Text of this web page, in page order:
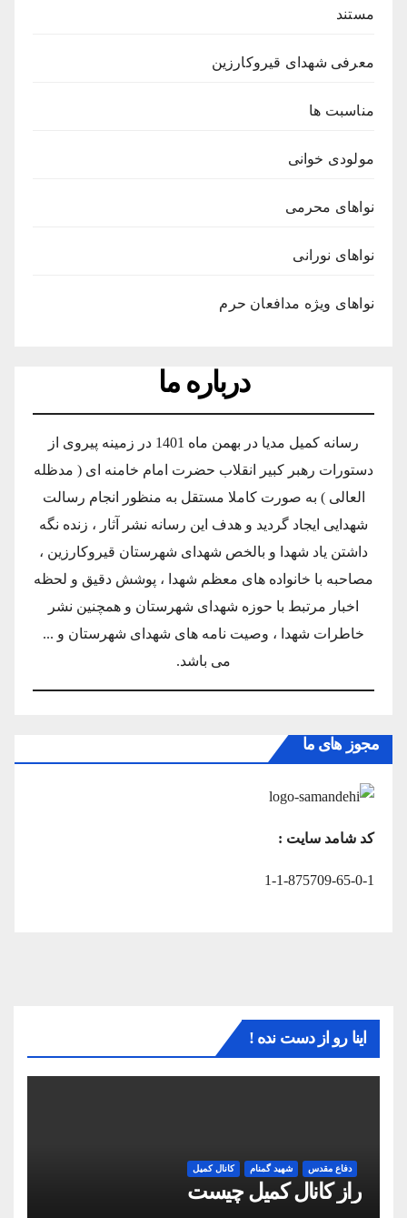
مستند
معرفی شهدای قیروکارزین
مناسبت ها
مولودی خوانی
نواهای محرمی
نواهای نورانی
نواهای ویژه مدافعان حرم
درباره ما
رسانه کمیل مدیا در بهمن ماه 1401 در زمینه پیروی از
دستورات رهبر کبیر انقلاب حضرت امام خامنه ای ( مدظله
العالی ) به صورت کاملا مستقل به منظور انجام رسالت
شهدایی ایجاد گردید و هدف این رسانه نشر آثار ، زنده نگه
داشتن یاد شهدا و بالخص شهدای شهرستان قیروکارزین ،
مصاحبه با خانواده های معظم شهدا ، پوشش دقیق و لحظه
اخبار مرتبط با حوزه شهدای شهرستان و همچنین نشر
خاطرات شهدا ، وصیت نامه های شهدای شهرستان و ...
می باشد.
مجوز های ما
کد شامد سایت :
1-1-875709-65-0-1
اینا رو از دست نده !
دفاع مقدس شهید گمنام کانال کمیل
راز کانال کمیل چیست